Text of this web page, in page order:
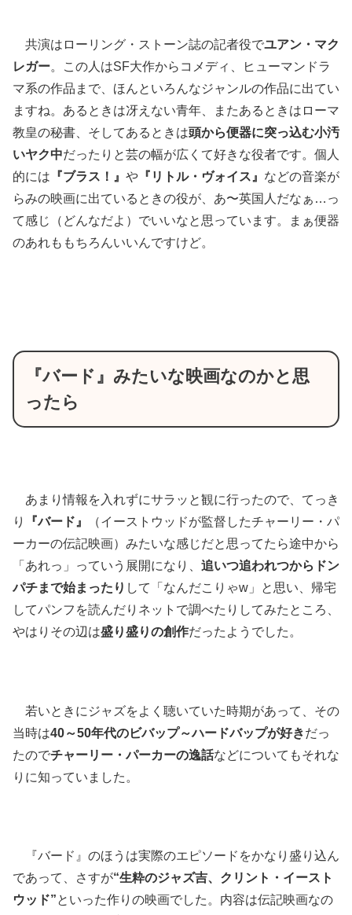
共演はローリング・ストーン誌の記者役でユアン・マク
レガー。この人はSF大作からコメディ、ヒューマンドラ
マ系の作品まで、ほんといろんなジャンルの作品に出てい
ますね。あるときは冴えない青年、またあるときはローマ
教皇の秘書、そしてあるときは頭から便器に突っ込む小汚
いヤク中だったりと芸の幅が広くて好きな役者です。個人
的には 『ブラス！』 や 『リトル・ヴォイス』 などの音楽が
らみの映画に出ているときの役が、あ〜英国人だなぁ…っ
て感じ（どんなだよ）でいいなと思っています。まぁ便器
のあれももちろんいいんですけど。
『バード』みたいな映画なのかと思
ったら
あまり情報を入れずにサラッと観に行ったので、てっき
り
『バード』
（イーストウッドが監督したチャーリー・パ
ーカーの伝記映画）みたいな感じだと思ってたら途中から
「あれっ」っていう展開になり、 追いつ追われつからドン
パチまで始まったり して「なんだこりゃw」と思い、帰宅
してパンフを読んだりネットで調べたりしてみたところ、
やはりその辺は盛り盛りの創作だったようでした。
若いときにジャズをよく聴いていた時期があって、その
当時は40～50年代のビバップ～ハードバップが好きだっ
たのでチャーリー・パーカーの逸話などについてもそれな
りに知っていました。
『バード』のほうは実際のエピソードをかなり盛り込ん
であって、さすが“生粋のジャズ吉、クリント・イースト
ウッド”といった作りの映画でした。内容は伝記映画なの